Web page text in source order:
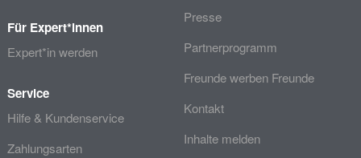
Für Expert*innen
Expert*in werden
Service
Hilfe & Kundenservice
Zahlungsarten
Presse
Partnerprogramm
Freunde werben Freunde
Kontakt
Inhalte melden